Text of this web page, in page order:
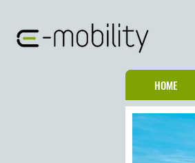
HOME